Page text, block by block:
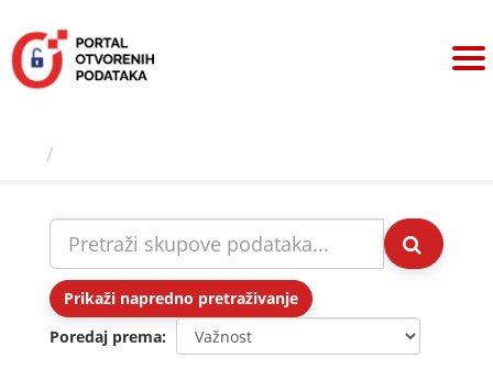
sadržaj
Prikaži napredno pretraživanje
Poredaj prema